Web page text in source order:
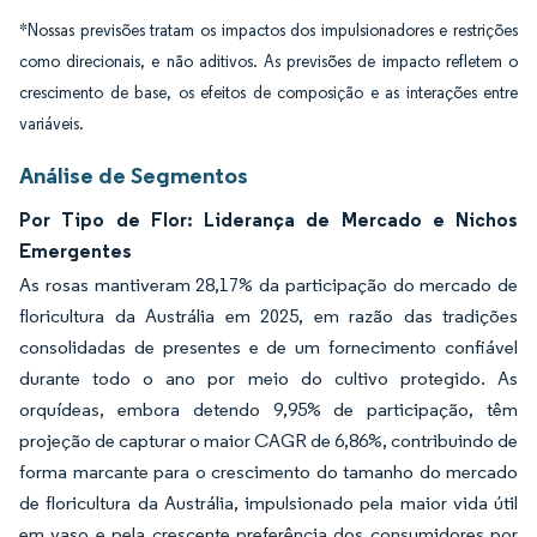
*Nossas previsões tratam os impactos dos impulsionadores e restrições
como direcionais, e não aditivos. As previsões de impacto refletem o
crescimento de base, os efeitos de composição e as interações entre
variáveis.
Análise de Segmentos
Por Tipo de Flor: Liderança de Mercado e Nichos
Emergentes
As rosas mantiveram 28,17% da participação do mercado de
floricultura da Austrália em 2025, em razão das tradições
consolidadas de presentes e de um fornecimento confiável
durante todo o ano por meio do cultivo protegido. As
orquídeas, embora detendo 9,95% de participação, têm
projeção de capturar o maior CAGR de 6,86%, contribuindo de
forma marcante para o crescimento do tamanho do mercado
de floricultura da Austrália, impulsionado pela maior vida útil